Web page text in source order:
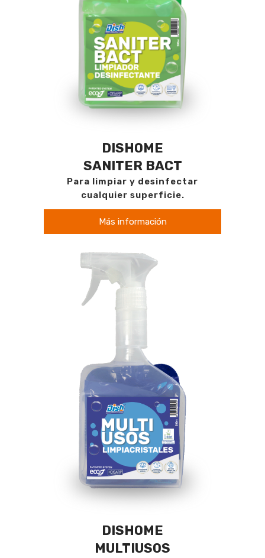
DISHOME
SANITER BACT
Para limpiar y desinfectar
cualquier superficie.
Más información
DISHOME
MULTIUSOS